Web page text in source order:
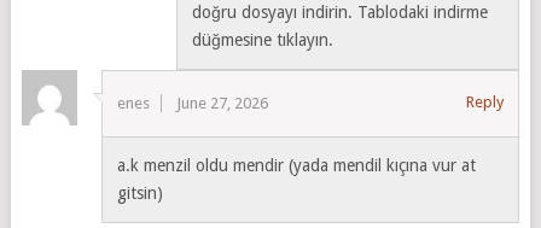
doğru dosyayı indirin. Tablodaki indirme
düğmesine tıklayın.
enes June 27, 2026 Reply
a.k menzil oldu mendir (yada mendil kıçına vur at
gitsin)